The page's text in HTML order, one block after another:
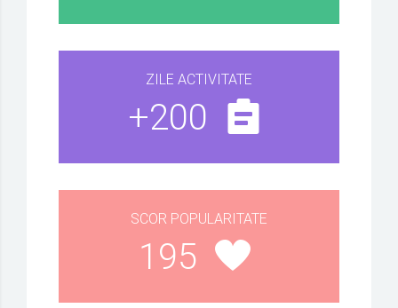
ZILE ACTIVITATE
+200
SCOR POPULARITATE
195